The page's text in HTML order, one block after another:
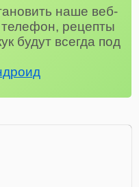
наше веб-
рецепты
будут всегда под